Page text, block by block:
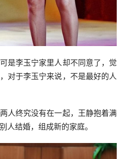
纠结的心还是被一点点梳理开。